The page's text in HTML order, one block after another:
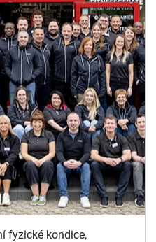
fyzické kondice,